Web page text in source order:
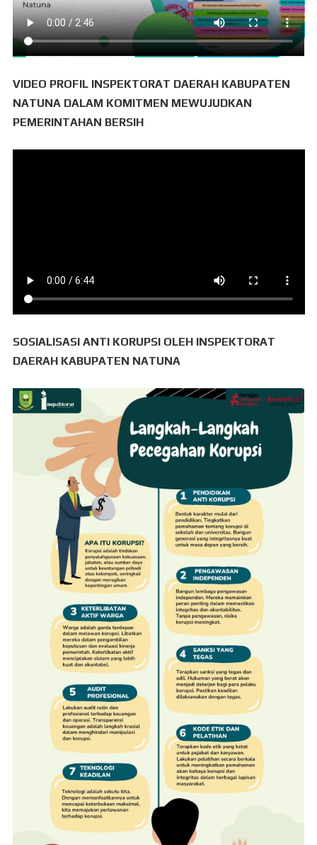
VIDEO PROFIL INSPEKTORAT DAERAH KABUPATEN
NATUNA DALAM KOMITMEN MEWUJUDKAN
PEMERINTAHAN BERSIH
SOSIALISASI ANTI KORUPSI OLEH INSPEKTORAT
DAERAH KABUPATEN NATUNA